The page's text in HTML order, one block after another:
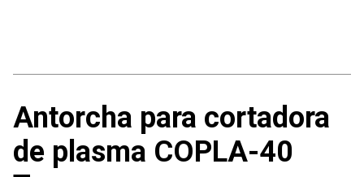
Antorcha para cortadora
de plasma COPLA-40